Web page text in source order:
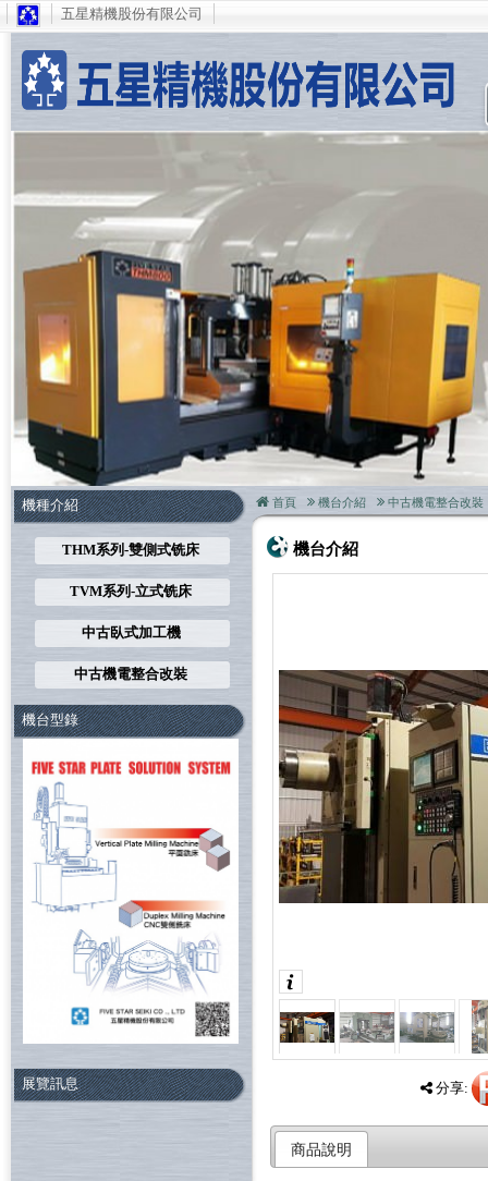
五星精機股份有限公司
機種介紹
THM系列-雙側式铣床
TVM系列-立式铣床
中古臥式加工機
中古機電整合改裝
機台型錄
展覽訊息
首頁 機台介紹 中古機電整合改裝
機台介紹
分享:
商品說明